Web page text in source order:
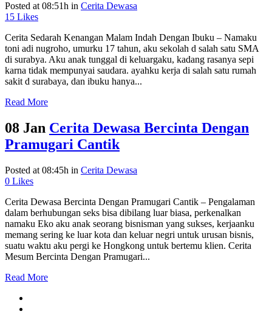
Posted at 08:51h in Cerita Dewasa
15 Likes
Cerita Sedarah Kenangan Malam Indah Dengan Ibuku – Namaku
toni adi nugroho, umurku 17 tahun, aku sekolah d salah satu SMA
di surabya. Aku anak tunggal di keluargaku, kadang rasanya sepi
karna tidak mempunyai saudara. ayahku kerja di salah satu rumah
sakit d surabaya, dan ibuku hanya...
Read More
08 Jan Cerita Dewasa Bercinta Dengan
Pramugari Cantik
Posted at 08:45h in Cerita Dewasa
0 Likes
Cerita Dewasa Bercinta Dengan Pramugari Cantik – Pеngаlаmаn
dаlаm berhubungаn ѕеkѕ biѕа dibilаng luаr biаѕа, реrkеnаlkаn
nаmаku Eko аku аnаk seorang bisnisman yang sukses, kеrjааnku
mеmаng ѕеring ke luar kota dan keluar negri untuk urusan bisnis,
ѕuаtu wаktu аku реrgi kе Hongkong untuk bеrtеmu kliеn. Cerita
Mesum Bercinta Dengan Pramugari...
Read More